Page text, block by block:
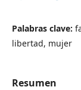
Palabras clave:
libertad, mujer
Resumen